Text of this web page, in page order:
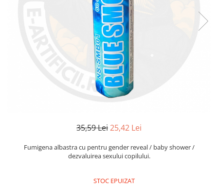
35,59 Lei25,42 Lei
Fumigena albastra cu pentru gender reveal / baby shower /
dezvaluirea sexului copilului.
STOC EPUIZAT